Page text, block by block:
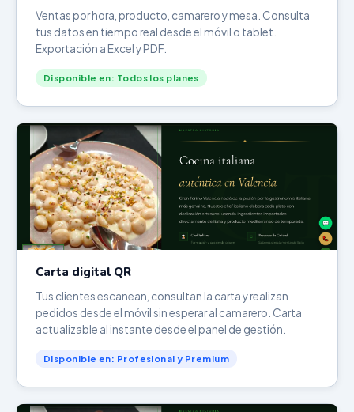
Ventas por hora, producto, camarero y mesa. Consulta
tus datos en tiempo real desde el móvil o tablet.
Exportación a Excel y PDF.
Disponible en: Todos los planes
Carta digital QR
Tus clientes escanean, consultan la carta y realizan
pedidos desde el móvil sin esperar al camarero. Carta
actualizable al instante desde el panel de gestión.
Disponible en: Profesional y Premium